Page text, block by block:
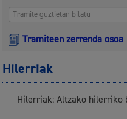
Tramiteen zerrenda osoa
Hilerriak
Hilerriak: Altzako hilerriko